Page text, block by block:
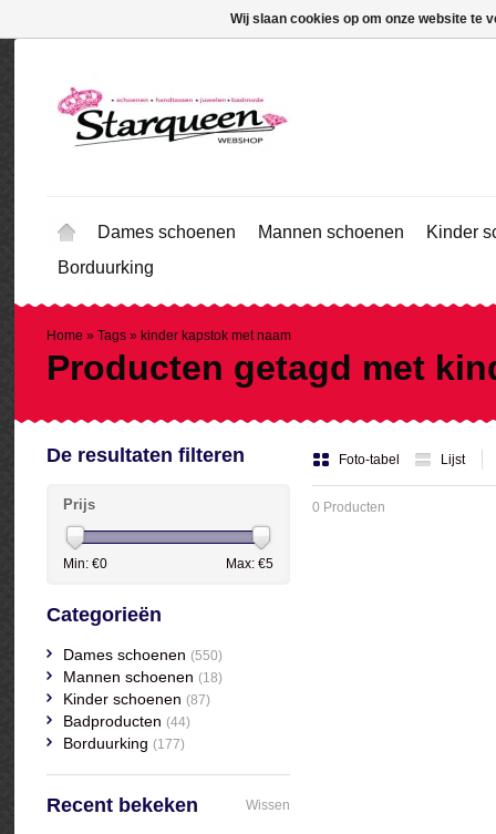
Dames schoenen Mannen schoenen
Kinder
Borduurking
Home » Tags » kinder kapstok met naam
Producten getagd met
Foto-tabel Lijst
0 Producten
De resultaten filteren
Prijs
Min: €0 Max: €5
Categorieën
Dames schoenen (550)
Mannen schoenen (18)
Kinder schoenen (87)
Badproducten (44)
Borduurking (177)
Recent bekeken Wissen
Wij slaan cookies op om onze website te